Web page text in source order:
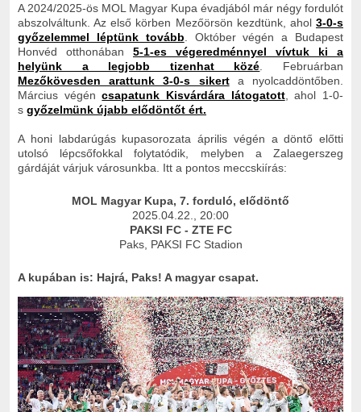
A 2024/2025-ös MOL Magyar Kupa évadjából már négy fordulót
abszolváltunk. Az első körben Mezőörsön kezdtünk, ahol 3-0-s
győzelemmel léptünk tovább . Október végén a Budapest
Honvéd otthonában 5-1-es végeredménnyel vívtuk ki a
helyünk a legjobb tizenhat közé . Februárban
Mezőkövesden arattunk 3-0-s sikert
a nyolcaddöntőben.
Március végén csapatunk Kisvárdára látogatott, ahol 1-0-
s győzelmünk újabb elődöntőt ért.
A honi labdarúgás kupasorozata április végén a döntő előtti
utolsó lépcsőfokkal folytatódik, melyben a Zalaegerszeg
gárdáját várjuk városunkba. Itt a pontos meccskiírás:
MOL Magyar Kupa, 7. forduló, elődöntő
2025.04.22., 20:00
PAKSI FC - ZTE FC
Paks, PAKSI FC Stadion
A kupában is: Hajrá, Paks! A magyar csapat.